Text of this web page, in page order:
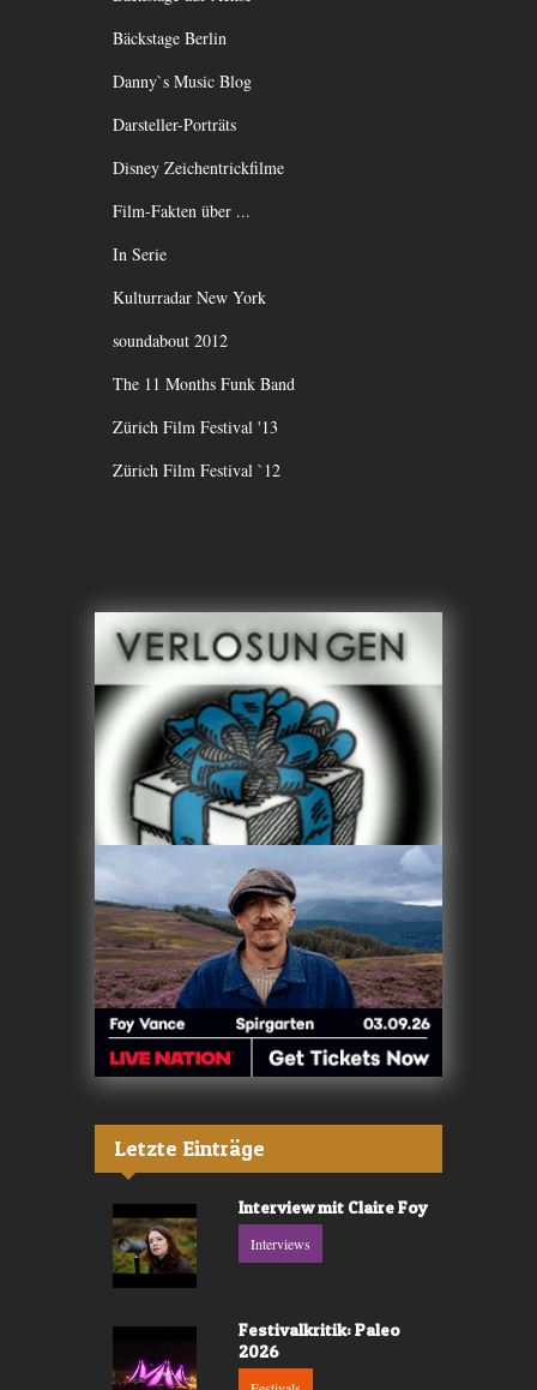
Bäckstage Berlin
Danny`s Music Blog
Darsteller-Porträts
Disney Zeichentrickfilme
Film-Fakten über ...
In Serie
Kulturradar New York
soundabout 2012
The 11 Months Funk Band
Zürich Film Festival '13
Zürich Film Festival `12
Letzte Einträge
Interview mit Claire Foy
Interviews
Festivalkritik: Paleo
2026